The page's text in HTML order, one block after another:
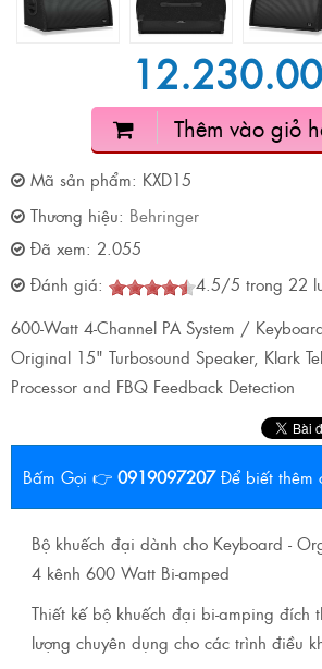
Thêm vào giỏ
Mã sản phẩm: KXD15
Thương hiệu: Behringer
Đã xem: 2.055
Đánh giá:
4.5/5 trong 22
600-Watt 4-Channel PA System /
Original 15" Turbosound Speaker, Klark
Processor and FBQ Feedback Detection
Bấm Gọi 👉 0919097207 Để biết thêm
Bộ khuếch đại dành cho Keyboard -
4 kênh 600 Watt Bi-amped
Thiết kế bộ khuếch đại bi-amping đích
lượng chuyên dụng cho các trình điều